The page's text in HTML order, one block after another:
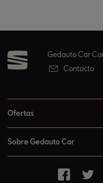
Gedauto Car
Contacto
Ofertas
Sobre Gedauto Car